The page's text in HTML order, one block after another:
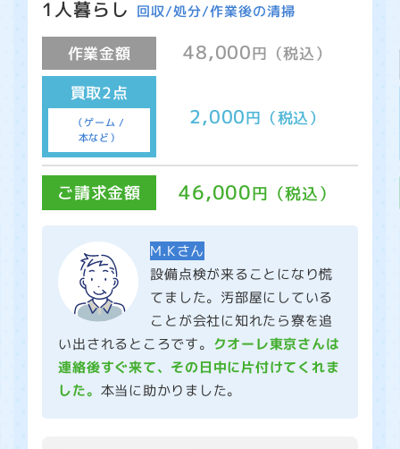
1人暮らし 回収/処分/作業後の清掃
作業金額 48,000円（税込）
買取2点
（ゲーム /
本など）
2,000円（税込）
ご請求金額 46,000円（税込）
M.Kさん
設備点検が来ることになり慌
てました。汚部屋にしている
ことが会社に知れたら寮を追
い出されるところです。 クオーレ東京さんは
連絡後すぐ来て、その日中に片付けてくれま
した。 本当に助かりました。